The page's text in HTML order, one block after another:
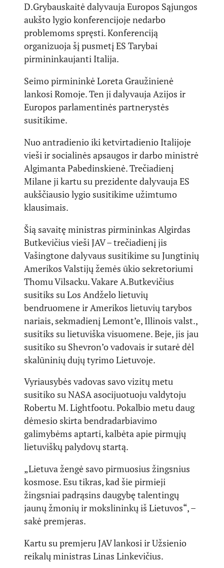
D.Grybauskaitė dalyvauja Europos Sąjungos
aukšto lygio konferencijoje nedarbo
problemoms spręsti. Konferenciją
organizuoja šį pusmetį ES Tarybai
pirmininkaujanti Italija.
Seimo pirmininkė Loreta Graužinienė
lankosi Romoje. Ten ji dalyvauja Azijos ir
Europos parlamentinės partnerystės
susitikime.
Nuo antradienio iki ketvirtadienio Italijoje
vieši ir socialinės apsaugos ir darbo ministrė
Algimanta Pabedinskienė. Trečiadienį
Milane ji kartu su prezidente dalyvauja ES
aukščiausio lygio susitikime užimtumo
klausimais.
Šią savaitę ministras pirmininkas Algirdas
Butkevičius vieši JAV – trečiadienį jis
Vašingtone dalyvaus susitikime su Jungtinių
Amerikos Valstijų žemės ūkio sekretoriumi
Thomu Vilsacku. Vakare A.Butkevičius
susitiks su Los Andželo lietuvių
bendruomene ir Amerikos lietuvių tarybos
nariais, sekmadienį Lemont’e, Illinois valst.,
susitiks su lietuviška visuomene. Beje, jis jau
susitiko su Shevron’o vadovais ir sutarė dėl
skalūninių dujų tyrimo Lietuvoje.
Vyriausybės vadovas savo vizitų metu
susitiko su NASA asocijuotuoju valdytoju
Robertu M. Lightfootu. Pokalbio metu daug
dėmesio skirta bendradarbiavimo
galimybėms aptarti, kalbėta apie pirmųjų
lietuviškų palydovų startą.
„Lietuva žengė savo pirmuosius žingsnius
kosmose. Esu tikras, kad šie pirmieji
žingsniai padrąsins daugybę talentingų
jaunų žmonių ir mokslininkų iš Lietuvos“, –
sakė premjeras.
Kartu su premjeru JAV lankosi ir Užsienio
reikalų ministras Linas Linkevičius.